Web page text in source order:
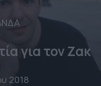
για τον Ζακ
2018